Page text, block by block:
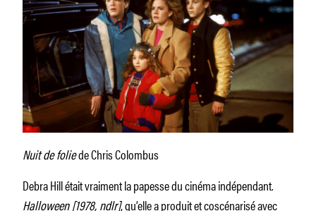
Nuit de foliede Chris Colombus
Debra Hill était vraiment la papesse du cinéma indépendant.
Halloween [1978, ndlr], qu’elle a produit et coscénarisé avec